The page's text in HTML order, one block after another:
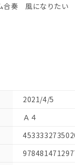
合奏 風になりたい
2021/4/5
Ａ４